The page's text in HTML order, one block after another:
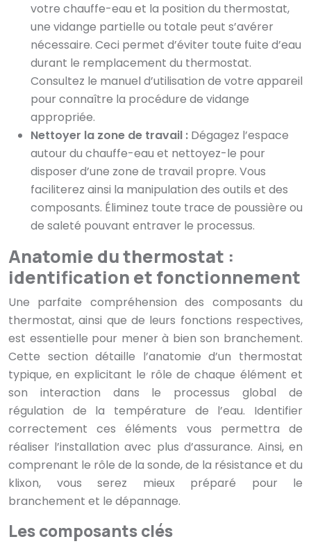
votre chauffe-eau et la position du thermostat,
une vidange partielle ou totale peut s’avérer
nécessaire. Ceci permet d’éviter toute fuite d’eau
durant le remplacement du thermostat.
Consultez le manuel d’utilisation de votre appareil
pour connaître la procédure de vidange
appropriée.
Nettoyer la zone de travail : Dégagez l’espace
autour du chauffe-eau et nettoyez-le pour
disposer d’une zone de travail propre. Vous
faciliterez ainsi la manipulation des outils et des
composants. Éliminez toute trace de poussière ou
de saleté pouvant entraver le processus.
Anatomie du thermostat :
identification et fonctionnement
Une parfaite compréhension des composants du
thermostat, ainsi que de leurs fonctions respectives,
est essentielle pour mener à bien son branchement.
Cette section détaille l’anatomie d’un thermostat
typique, en explicitant le rôle de chaque élément et
son interaction dans le processus global de
régulation de la température de l’eau. Identifier
correctement ces éléments vous permettra de
réaliser l’installation avec plus d’assurance. Ainsi, en
comprenant le rôle de la sonde, de la résistance et du
klixon, vous serez mieux préparé pour le
branchement et le dépannage.
Les composants clés